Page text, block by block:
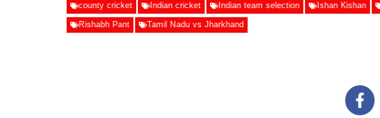
county cricket Indian cricket Indian team selection Ishan Kishan
Rishabh Pant Tamil Nadu vs Jharkhand